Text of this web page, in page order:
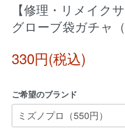
【修理・リメイク
グローブ袋ガチャ
330円(税込)
ご希望のブランド